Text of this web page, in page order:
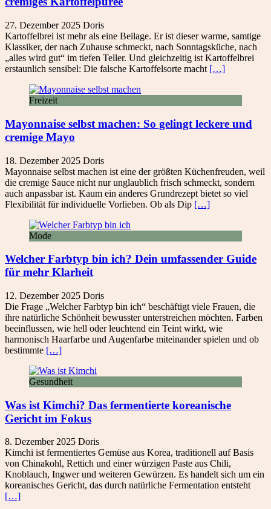
27. Dezember 2025 Doris
Kartoffelbrei ist mehr als eine Beilage. Er ist dieser warme, samtige
Klassiker, der nach Zuhause schmeckt, nach Sonntagsküche, nach
„alles wird gut“ im tiefen Teller. Und gleichzeitig ist Kartoffelbrei
erstaunlich sensibel: Die falsche Kartoffelsorte macht […]
Freizeit
Mayonnaise selbst machen: So gelingt leckere und
cremige Mayo
18. Dezember 2025 Doris
Mayonnaise selbst machen ist eine der größten Küchenfreuden, weil
die cremige Sauce nicht nur unglaublich frisch schmeckt, sondern
auch anpassbar ist. Kaum ein anderes Grundrezept bietet so viel
Flexibilität für individuelle Vorlieben. Ob als Dip […]
Mode
Welcher Farbtyp bin ich? Dein umfassender Guide
für mehr Klarheit
12. Dezember 2025 Doris
Die Frage „Welcher Farbtyp bin ich“ beschäftigt viele Frauen, die
ihre natürliche Schönheit bewusster unterstreichen möchten. Farben
beeinflussen, wie hell oder leuchtend ein Teint wirkt, wie
harmonisch Haarfarbe und Augenfarbe miteinander spielen und ob
bestimmte […]
Gesundheit
Was ist Kimchi? Das fermentierte koreanische
Gericht im Fokus
8. Dezember 2025 Doris
Kimchi ist fermentiertes Gemüse aus Korea, traditionell auf Basis
von Chinakohl, Rettich und einer würzigen Paste aus Chili,
Knoblauch, Ingwer und weiteren Gewürzen. Es handelt sich um ein
koreanisches Gericht, das durch natürliche Fermentation entsteht
[…]